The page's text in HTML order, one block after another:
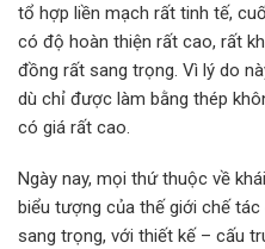
tổ hợp liền mạch rất tinh tế,
có độ hoàn thiện rất cao, rất
đồng rất sang trọng. Vì lý do
dù chỉ được làm bằng thép
có giá rất cao.
Ngày nay, mọi thứ thuộc về
biểu tượng của thế giới chế
sang trọng, với thiết kế – cấu